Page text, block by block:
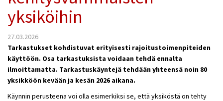
yksiköihin
27.03.2026
Tarkastukset kohdistuvat erityisesti rajoitustoimenpiteiden
käyttöön. Osa tarkastuksista voidaan tehdä ennalta
ilmoittamatta. Tarkastuskäyntejä tehdään yhteensä noin 80
yksikköön kevään ja kesän 2026 aikana.
Käynnin perusteena voi olla esimerkiksi se, että yksiköstä on tehty